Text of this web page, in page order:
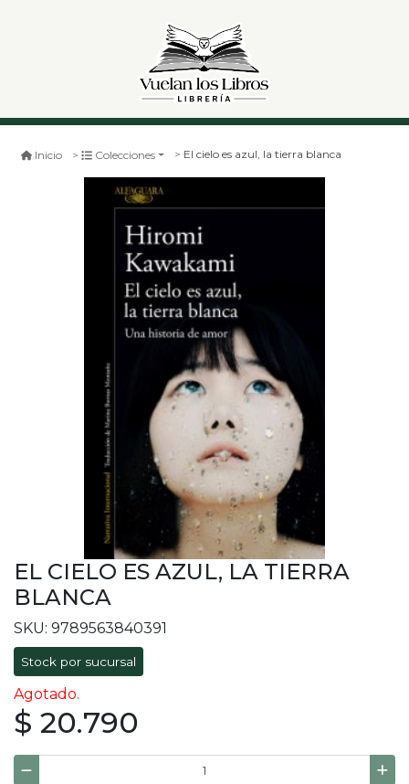
Inicio Colecciones El cielo es azul, la tierra blanca
EL CIELO ES AZUL, LA TIERRA
BLANCA
SKU: 9789563840391
Stock por sucursal
Agotado.
$ 20.790